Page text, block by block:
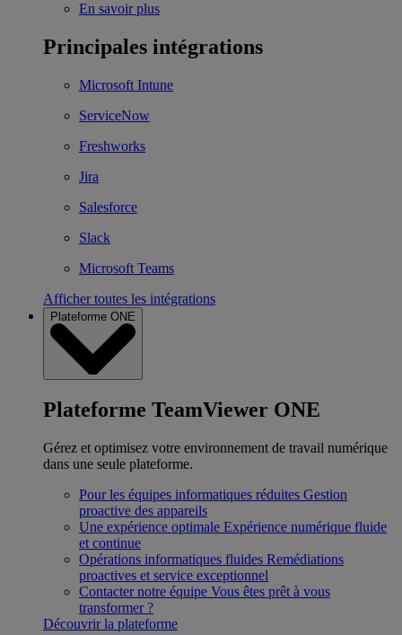
En savoir plus
Principales intégrations
Microsoft Intune
ServiceNow
Freshworks
Jira
Salesforce
Slack
Microsoft Teams
Afficher toutes les intégrations
Plateforme ONE
Plateforme TeamViewer ONE
Gérez et optimisez votre environnement de travail numérique
dans une seule plateforme.
Pour les équipes informatiques réduites Gestion
proactive des appareils
Une expérience optimale Expérience numérique fluide
et continue
Opérations informatiques fluides Remédiations
proactives et service exceptionnel
Contacter notre équipe Vous êtes prêt à vous
transformer ?
Découvrir la plateforme